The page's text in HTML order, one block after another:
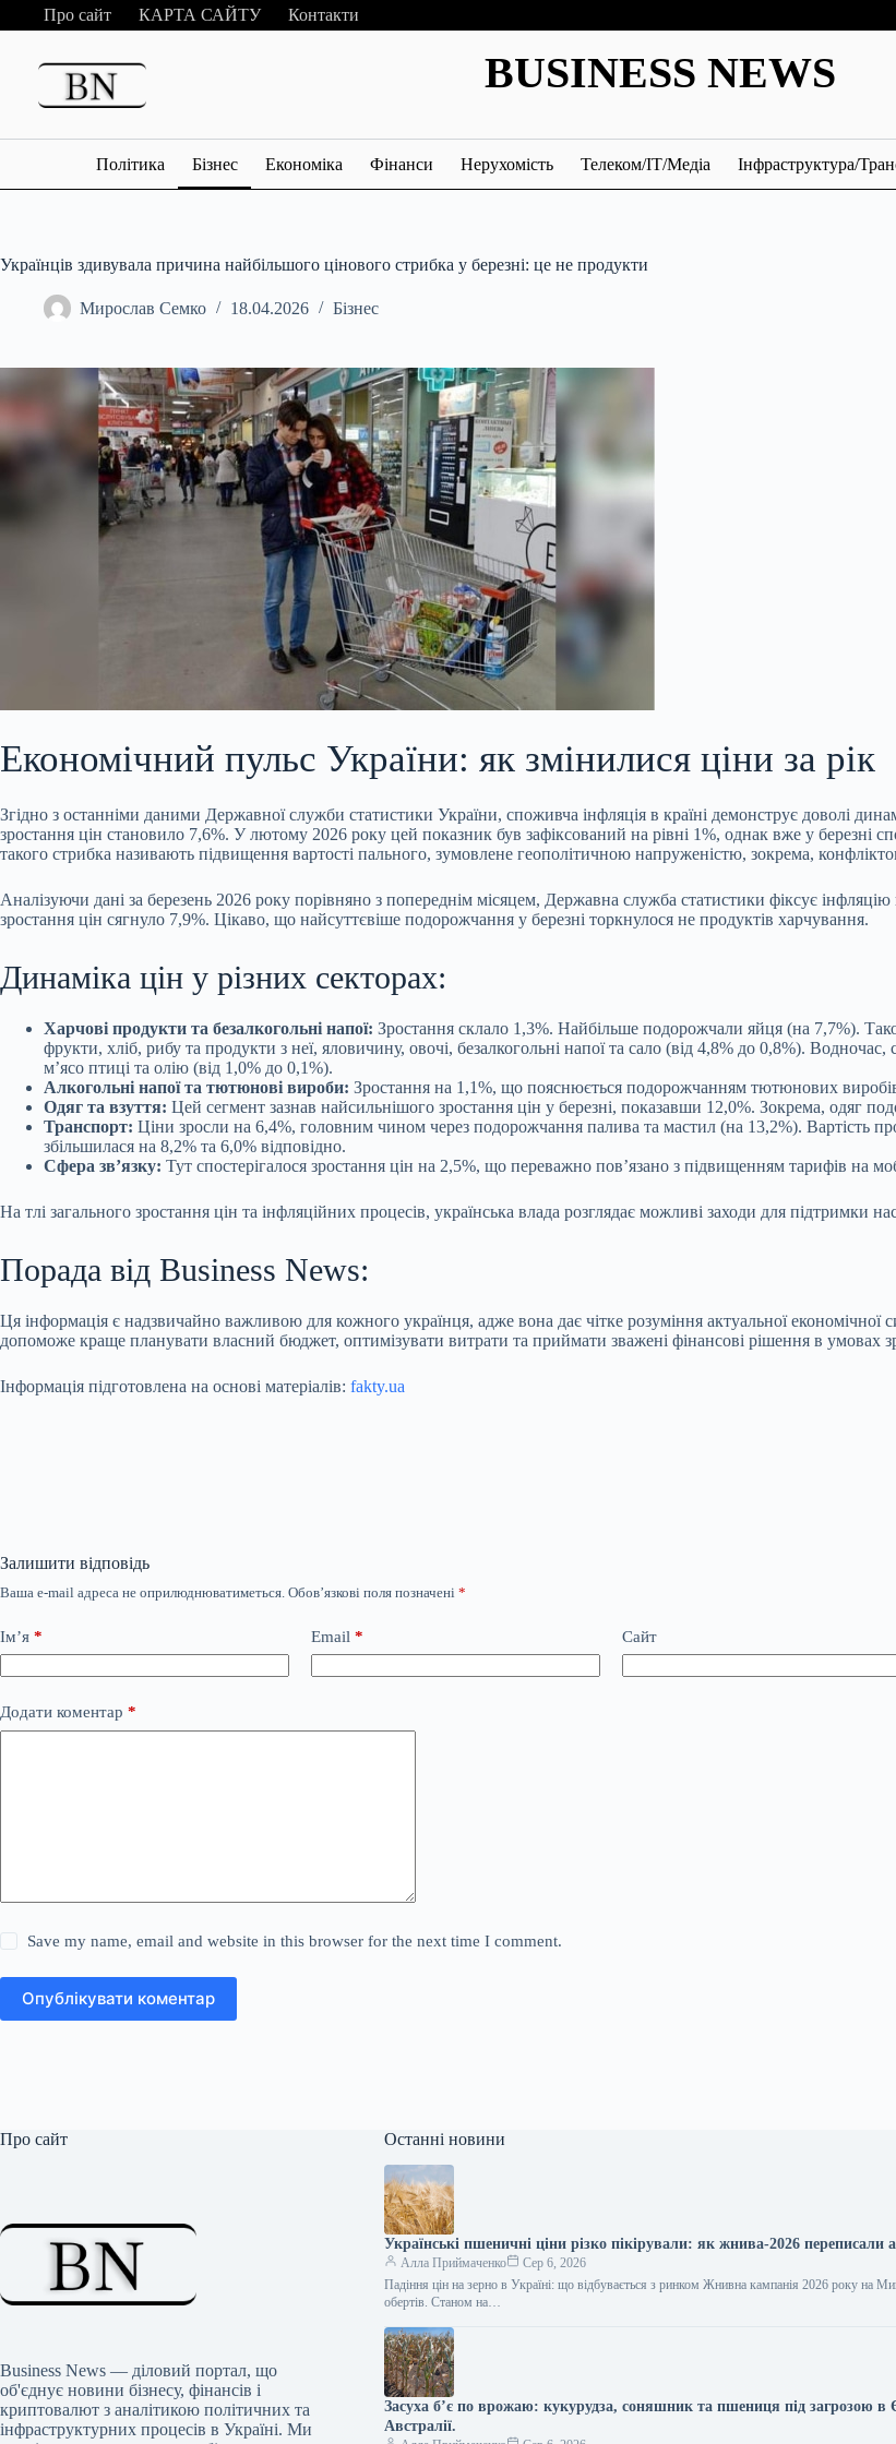
Перейти
до
Про сайт КАРТА САЙТУ Контакти
BUSINESS NEWS
Політика Бізнес Економіка Фінанси Нерухомість Телеком/ІТ/Медіа Інфраструктура/
Українців здивувала причина найбільшого цінового стрибка у березні: це не продукти
Мирослав Семко 18.04.2026 Бізнес
Економічний пульс України: як змінилися ціни за рік
Згідно з останніми даними Державної служби статистики України, споживча інфляція в країні демонструє доволі
зростання цін становило 7,6%. У лютому 2026 року цей показник був зафіксований на рівні 1%, однак вже у
такого стрибка називають підвищення вартості пального, зумовлене геополітичною напруженістю, зокрема,
Аналізуючи дані за березень 2026 року порівняно з попереднім місяцем, Державна служба статистики фіксує
зростання цін сягнуло 7,9%. Цікаво, що найсуттєвіше подорожчання у березні торкнулося не продуктів харчування.
Динаміка цін у різних секторах:
Харчові продукти та безалкогольні напої: Зростання склало 1,3%. Найбільше подорожчали яйця (на 7,7%).
фрукти, хліб, рибу та продукти з неї, яловичину, овочі, безалкогольні напої та сало (від 4,8% до 0,8%).
м’ясо птиці та олію (від 1,0% до 0,1%).
Алкогольні напої та тютюнові вироби: Зростання на 1,1%, що пояснюється подорожчанням тютюнових
Одяг та взуття: Цей сегмент зазнав найсильнішого зростання цін у березні, показавши 12,0%. Зокрема, одяг
Транспорт: Ціни зросли на 6,4%, головним чином через подорожчання палива та мастил (на 13,2%). Вартість
збільшилася на 8,2% та 6,0% відповідно.
Сфера зв’язку: Тут спостерігалося зростання цін на 2,5%, що переважно пов’язано з підвищенням тарифів на
На тлі загального зростання цін та інфляційних процесів, українська влада розглядає можливі заходи для
Порада від Business News:
Ця інформація є надзвичайно важливою для кожного українця, адже вона дає чітке розуміння актуальної економічної
допоможе краще планувати власний бюджет, оптимізувати витрати та приймати зважені фінансові рішення в умовах
Інформація підготовлена на основі матеріалів: fakty.ua
Залишити відповідь
Ваша e-mail адреса не оприлюднюватиметься. Обов’язкові поля позначені *
Ім’я * Email * Сайт
Додати коментар *
Save my name, email and website in this browser for the next time I comment.
Опублікувати коментар
Про сайт
Business News — діловий портал, що
об'єднує новини бізнесу, фінансів і
криптовалют з аналітикою політичних та
інфраструктурних процесів в Україні. Ми
Останні новини
Українські пшеничні ціни різко пікірували: як жнива-2026 переписали
Алла Приймаченко
Сер 6, 2026
Падіння цін на зерно в Україні: що відбувається з ринком Жнивна кампанія 2026 року на
обертів. Станом на…
Засуха б’є по врожаю: кукурудза, соняшник та пшениця під загрозою в
Австралії.